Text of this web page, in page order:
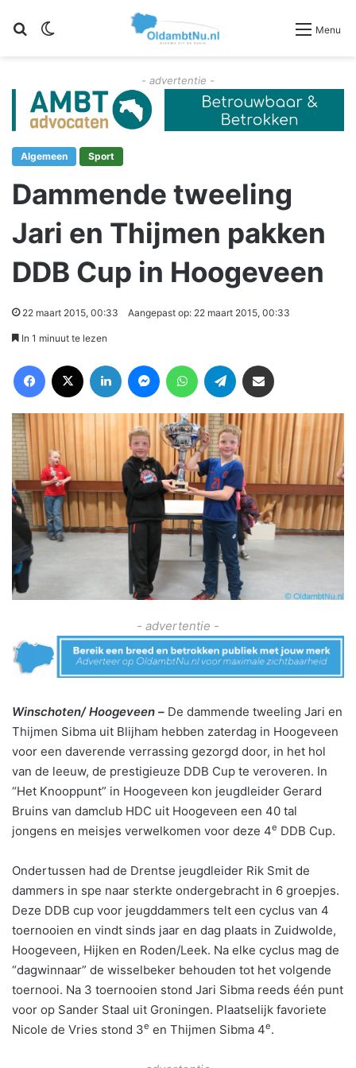
Zoeken Menu
- advertentie -
Algemeen Sport
Dammende tweeling
Jari en Thijmen pakken
DDB Cup in Hoogeveen
22 maart 2015, 00:33 Aangepast op: 22 maart 2015, 00:33
In 1 minuut te lezen
- advertentie -
Winschoten/ Hoogeveen – De dammende tweeling Jari en
Thijmen Sibma uit Blijham hebben zaterdag in Hoogeveen
voor een daverende verrassing gezorgd door, in het hol
van de leeuw, de prestigieuze DDB Cup te veroveren. In
“Het Knooppunt” in Hoogeveen kon jeugdleider Gerard
Bruins van damclub HDC uit Hoogeveen een 40 tal
jongens en meisjes verwelkomen voor deze 4e DDB Cup.
Ondertussen had de Drentse jeugdleider Rik Smit de
dammers in spe naar sterkte ondergebracht in 6 groepjes.
Deze DDB cup voor jeugddammers telt een cyclus van 4
toernooien en vindt sinds jaar en dag plaats in Zuidwolde,
Hoogeveen, Hijken en Roden/Leek. Na elke cyclus mag de
“dagwinnaar” de wisselbeker behouden tot het volgende
toernooi. Na 3 toernooien stond Jari Sibma reeds één punt
voor op Sander Staal uit Groningen. Plaatselijk favoriete
Nicole de Vries stond 3e en Thijmen Sibma 4e.